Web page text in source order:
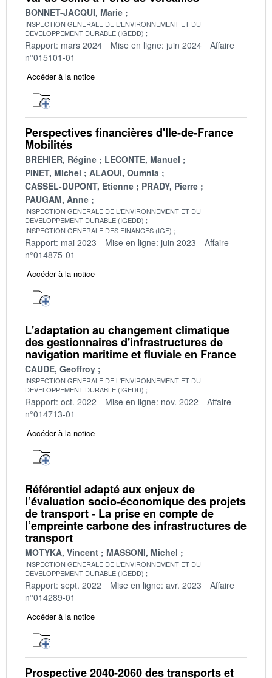
BONNET-JACQUI, Marie
INSPECTION GENERALE DE L'ENVIRONNEMENT ET DU
DEVELOPPEMENT DURABLE (IGEDD)
Rapport: mars 2024 Mise en ligne: juin 2024
Affaire
n°015101-01
Accéder à la notice
Perspectives financières d'Ile-de-France
Mobilités
BREHIER, Régine
LECONTE, Manuel
PINET, Michel
ALAOUI, Oumnia
CASSEL-DUPONT, Etienne
PRADY, Pierre
PAUGAM, Anne
INSPECTION GENERALE DE L'ENVIRONNEMENT ET DU
DEVELOPPEMENT DURABLE (IGEDD)
INSPECTION GENERALE DES FINANCES (IGF)
Rapport: mai 2023 Mise en ligne: juin 2023
Affaire
n°014875-01
Accéder à la notice
L'adaptation au changement climatique
des gestionnaires d'infrastructures de
navigation maritime et fluviale en France
CAUDE, Geoffroy
INSPECTION GENERALE DE L'ENVIRONNEMENT ET DU
DEVELOPPEMENT DURABLE (IGEDD)
Rapport: oct. 2022 Mise en ligne: nov. 2022
Affaire
n°014713-01
Accéder à la notice
Référentiel adapté aux enjeux de
l’évaluation socio-économique des projets
de transport - La prise en compte de
l’empreinte carbone des infrastructures de
transport
MOTYKA, Vincent MASSONI, Michel
INSPECTION GENERALE DE L'ENVIRONNEMENT ET DU
DEVELOPPEMENT DURABLE (IGEDD)
Rapport: sept. 2022 Mise en ligne: avr. 2023
Affaire
n°014289-01
Accéder à la notice
Prospective 2040-2060 des transports et